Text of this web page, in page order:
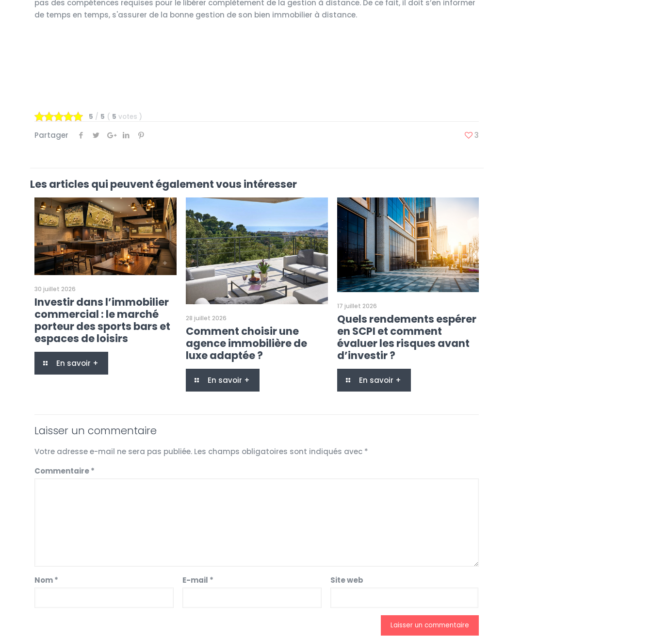
pas des compétences requises pour le libérer complètement de la gestion à distance. De ce fait, il doit s’en informer
de temps en temps, s'assurer de la bonne gestion de son bien immobilier à distance.
5 / 5 ( 5 votes )
Partager 3
Les articles qui peuvent également vous intéresser
30 juillet 2026
Investir dans l’immobilier
commercial : le marché
porteur des sports bars et
espaces de loisirs
En savoir +
28 juillet 2026
Comment choisir une
agence immobilière de
luxe adaptée ?
En savoir +
17 juillet 2026
Quels rendements espérer
en SCPI et comment
évaluer les risques avant
d’investir ?
En savoir +
Laisser un commentaire
Votre adresse e-mail ne sera pas publiée. Les champs obligatoires sont indiqués avec *
Commentaire*
Nom* E-mail * Site web